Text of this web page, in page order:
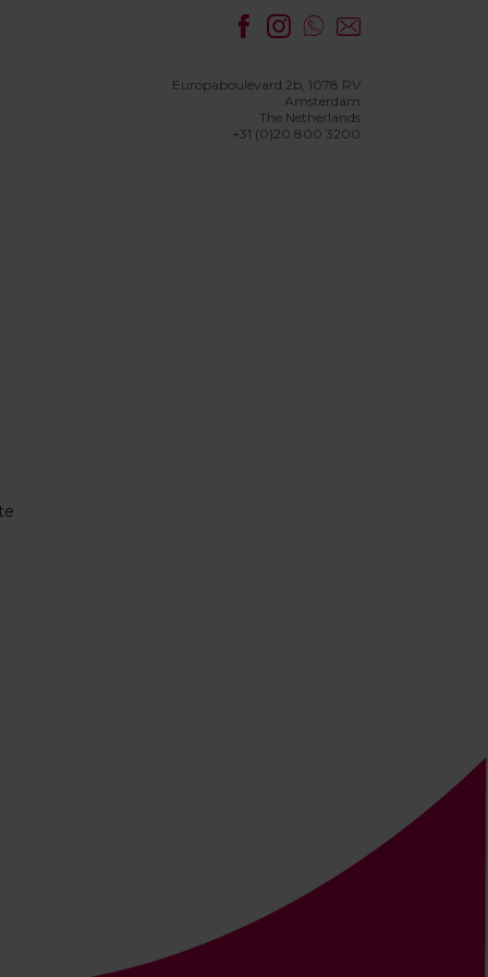
Europaboulevard 2b, 1078 RV
Amsterdam
The Netherlands
+31 (0)20 800 3200